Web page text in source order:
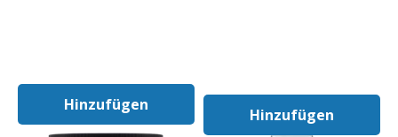
In Den Warenkorb
Hinzufügen
In Den
Hinzufügen